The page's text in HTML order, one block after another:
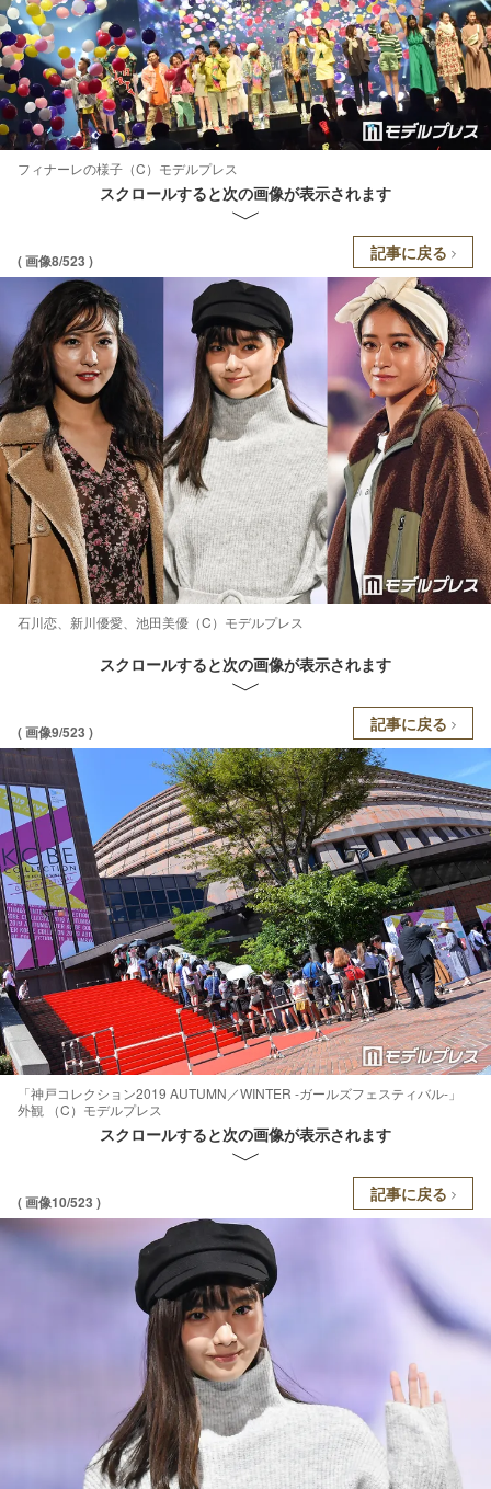
フィナーレの様子（C）モデルプレス
スクロールすると次の画像が表示されます
( 画像8/523 ) 記事に戻る
石川恋、新川優愛、池田美優（C）モデルプレス
スクロールすると次の画像が表示されます
( 画像9/523 ) 記事に戻る
「神戸コレクション2019 AUTUMN／WINTER -ガールズフェスティバル-」
外観 （C）モデルプレス
スクロールすると次の画像が表示されます
( 画像10/523 ) 記事に戻る